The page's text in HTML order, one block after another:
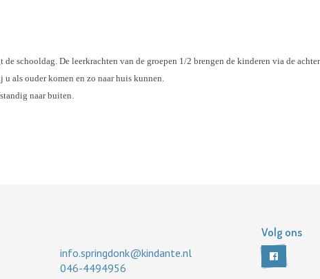
schooldag. De leerkrachten van de groepen 1/2 brengen de kinderen via de
als ouder komen en zo naar huis kunnen.
naar buiten.
info.springdonk@kindante.nl
046-4494956
Volg ons